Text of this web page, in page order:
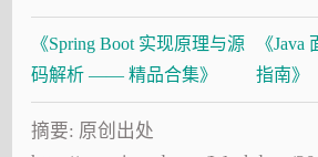
《Spring Boot 实现原理与源
码解析 —— 精品合集》
《Java
指南》
摘要: 原创出处